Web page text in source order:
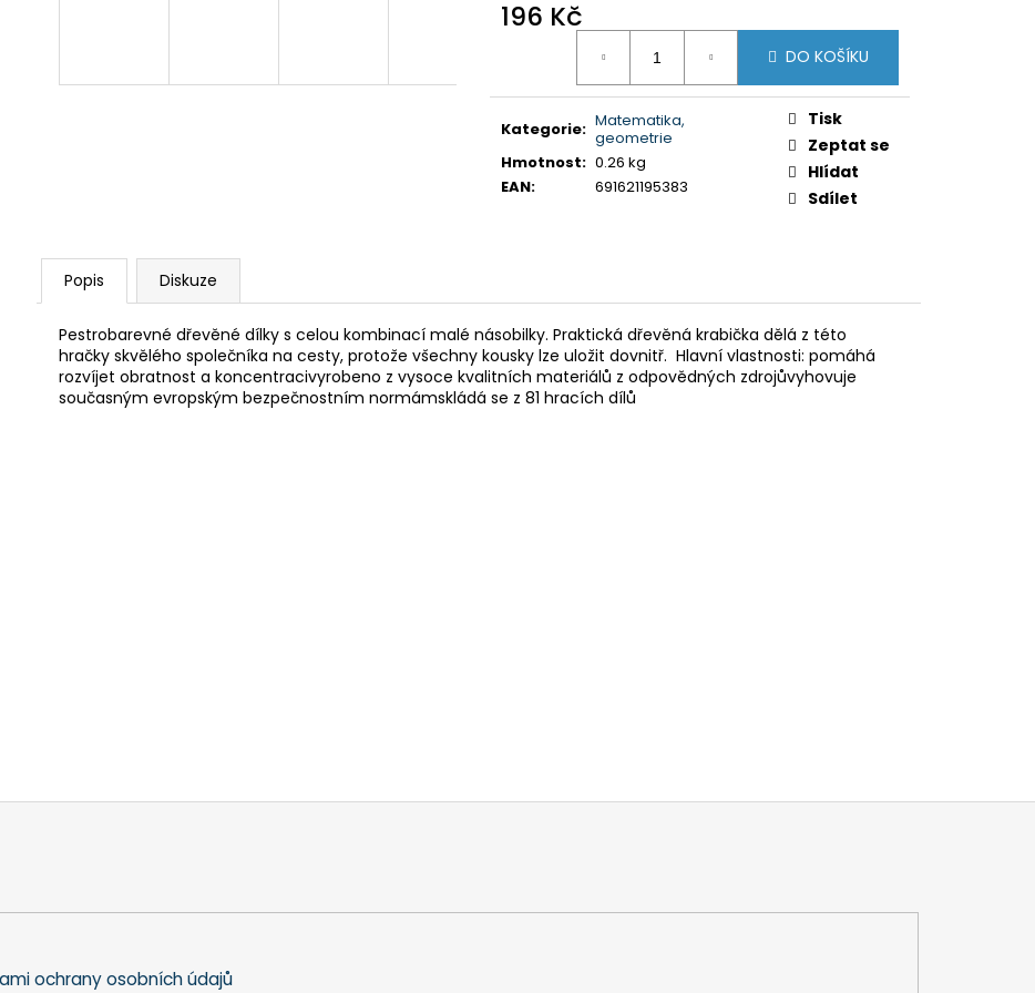
196 Kč
DO KOŠÍKU
Kategorie: Matematika,
geometrie
Hmotnost: 0.26 kg
EAN: 691621195383
Tisk
Zeptat se
Hlídat
Sdílet
Popis Diskuze
Pestrobarevné dřevěné dílky s celou kombinací malé násobilky. Praktická dřevěná krabička dělá z této
hračky skvělého společníka na cesty, protože všechny kousky lze uložit dovnitř. Hlavní vlastnosti: pomáhá
rozvíjet obratnost a koncentracivyrobeno z vysoce kvalitních materiálů z odpovědných zdrojůvyhovuje
současným evropským bezpečnostním normámskládá se z 81 hracích dílů
ochrany osobních údajů